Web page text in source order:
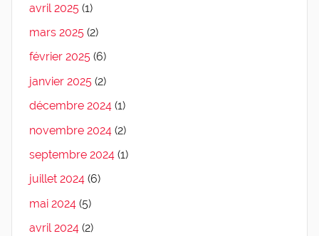
avril 2025 (1)
mars 2025 (2)
février 2025 (6)
janvier 2025 (2)
décembre 2024 (1)
novembre 2024 (2)
septembre 2024 (1)
juillet 2024 (6)
mai 2024 (5)
avril 2024 (2)